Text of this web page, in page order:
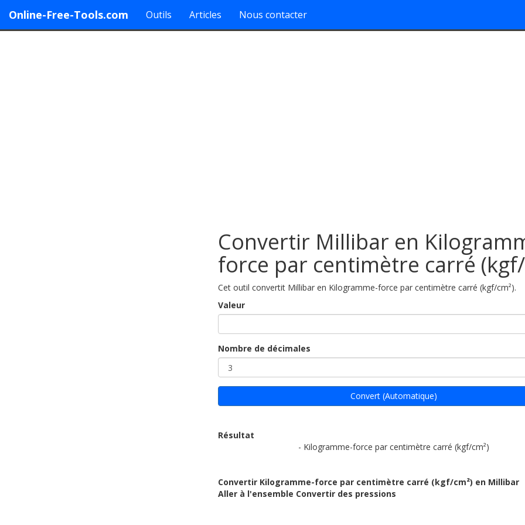
Online-Free-Tools.com Outils Articles Nous contacter
Convertir Millibar en
force par centimètre carré (kgf/
Cet outil convertit Millibar en Kilogramme-force par centimètre carré (kgf/cm²).
Valeur
Nombre de décimales
Convert (Automatique)
Résultat
- Kilogramme-force par centimètre carré (kgf/cm²)
Convertir Kilogramme-force par centimètre carré (kgf/cm²) en Millibar
Aller à l'ensemble Convertir des pressions